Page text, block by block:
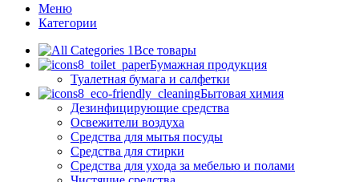
Меню
Категории
Все товары
Бумажная продукция
Туалетная бумага и салфетки
Бытовая химия
Дезинфицирующие средства
Освежители воздуха
Средства для мытья посуды
Средства для стирки
Средства для ухода за мебелью и полами